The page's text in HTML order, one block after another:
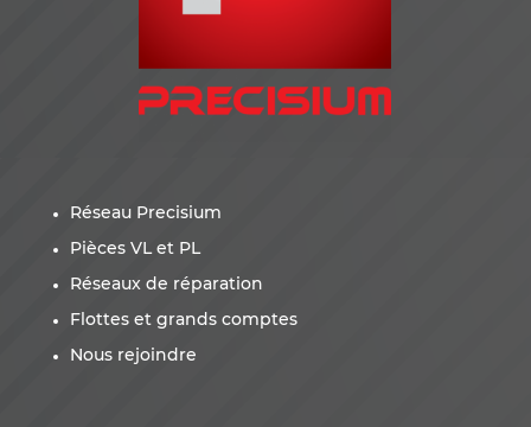
Réseau Precisium
Pièces VL et PL
Réseaux de réparation
Flottes et grands comptes
Nous rejoindre